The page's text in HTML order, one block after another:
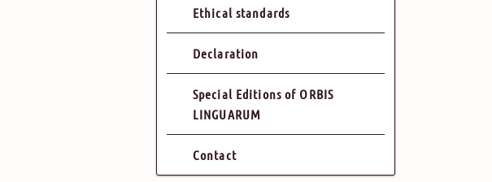
Ethical standards
Declaration
Special Editions of ORBIS
LINGUARUM
Contact